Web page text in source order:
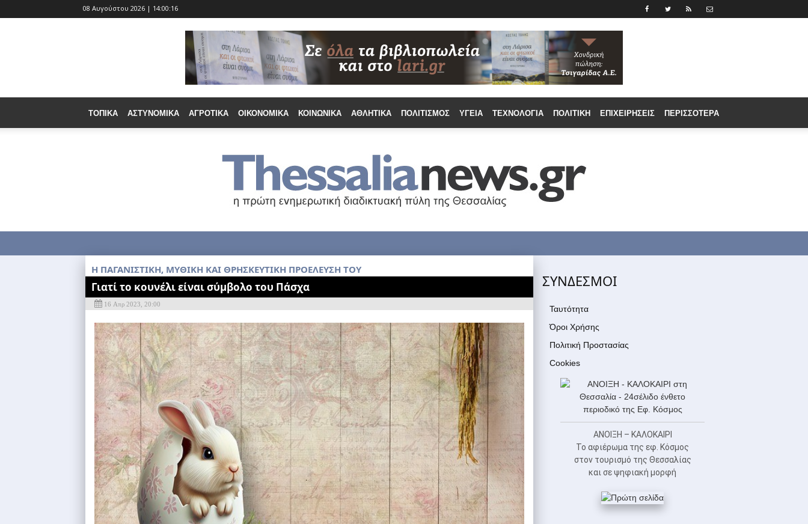
08 Αυγούστου 2026 | 14:00:17
ΤΟΠΙΚΆ ΑΣΤΥΝΟΜΙΚΆ ΑΓΡΟΤΙΚΆ ΟΙΚΟΝΟΜΙΚΆ ΚΟΙΝΩΝΙΚΆ ΑΘΛΗΤΙΚΆ ΠΟΛΙΤΙΣΜΌΣ ΥΓΕΊΑ ΤΕΧΝΟΛΟΓΊΑ ΠΟΛΙΤΙΚΉ ΕΠΙΧΕΙΡΉΣΕΙΣ ΠΕΡΙΣΣΟΤΕΡΑ
Η ΠΑΓΑΝΙΣΤΙΚΗ, ΜΥΘΙΚΗ ΚΑΙ ΘΡΗΣΚΕΥΤΙΚΗ ΠΡΟΕΛΕΥΣΗ ΤΟΥ
Γιατί το κουνέλι είναι σύμβολο του Πάσχα
16 Απρ 2023, 20:00
ΣΥΝΔΕΣΜΟΙ
Ταυτότητα
Όροι Χρήσης
Πολιτική Προστασίας
Cookies
ΑΝΟΙΞΗ – ΚΑΛΟΚΑΙΡΙ
Το αφιέρωμα της εφ. Κόσμος
στον τουρισμό της Θεσσαλίας
και σε ψηφιακή μορφή